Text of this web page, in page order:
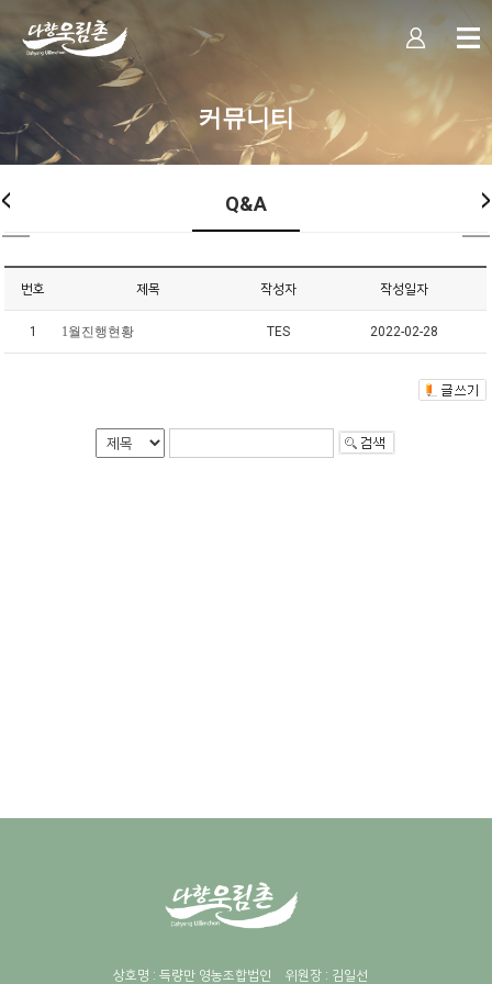
커뮤니티
Q&A
번호 제목 작성자 작성일자
1 1월진행현황 TES 2022-02-28
상호명 : 득량만 영농조합법인 위원장 : 김일선